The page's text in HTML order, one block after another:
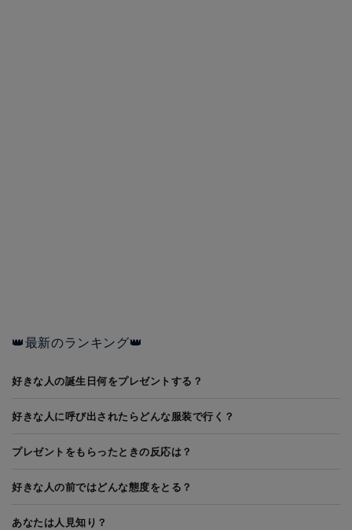
👑最新のランキング👑
好きな人の誕生日何をプレゼントする？
好きな人に呼び出されたらどんな服装で行く？
プレゼントをもらったときの反応は？
好きな人の前ではどんな態度をとる？
あなたは人見知り？